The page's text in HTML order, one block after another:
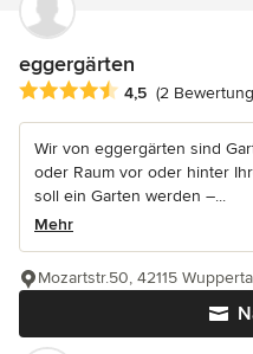
eggergärten
Durchschnittliche
4,5 (2
Wir von eggergärten sind
oder Raum vor oder hinter
soll ein Garten werden –...
Mehr
Mozartstr.50, 42115